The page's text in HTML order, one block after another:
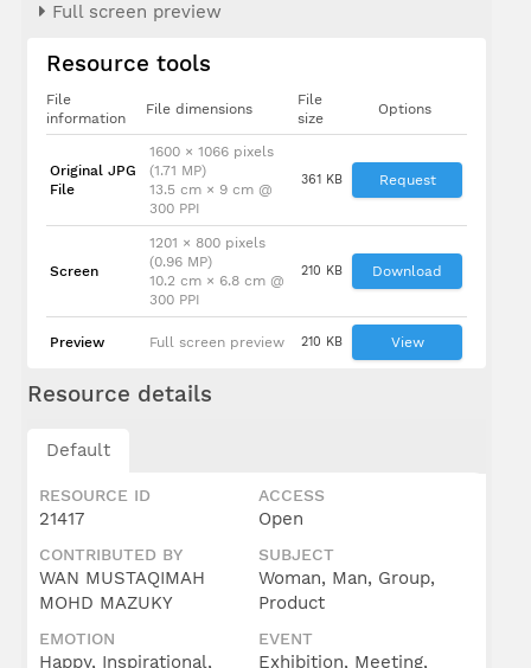
Full screen preview
Resource tools
File
information
File dimensions
File
size
Options
Original JPG
File
1600 × 1066 pixels
(1.71 MP)
13.5 cm × 9 cm @
300 PPI
361 KB Request
Screen
1201 × 800 pixels
(0.96 MP)
10.2 cm × 6.8 cm @
300 PPI
210 KB Download
Preview Full screen preview 210 KB View
Resource details
Default
RESOURCE ID
21417
ACCESS
Open
CONTRIBUTED BY
WAN MUSTAQIMAH
MOHD MAZUKY
SUBJECT
Woman, Man, Group,
Product
EMOTION
Happy, Inspirational,
EVENT
Exhibition, Meeting,